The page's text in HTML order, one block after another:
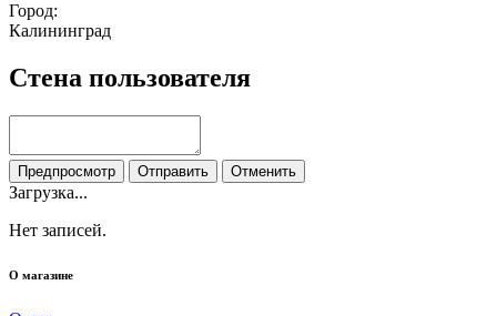
Город:
Калининград
Стена пользователя
Предпросмотр Отправить Отменить
Загрузка...
Нет записей.
О магазине